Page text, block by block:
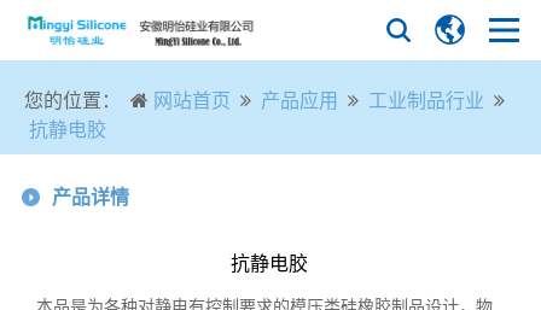
您的位置： 网站首页 产品应用
工业制品行业
抗静电胶
产品详情
抗静电胶